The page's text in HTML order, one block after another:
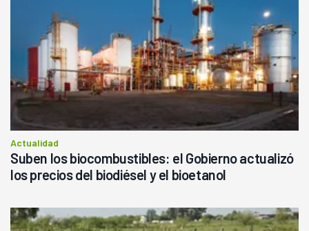
Actualidad
Suben los biocombustibles: el Gobierno actualizó
los precios del biodiésel y el bioetanol